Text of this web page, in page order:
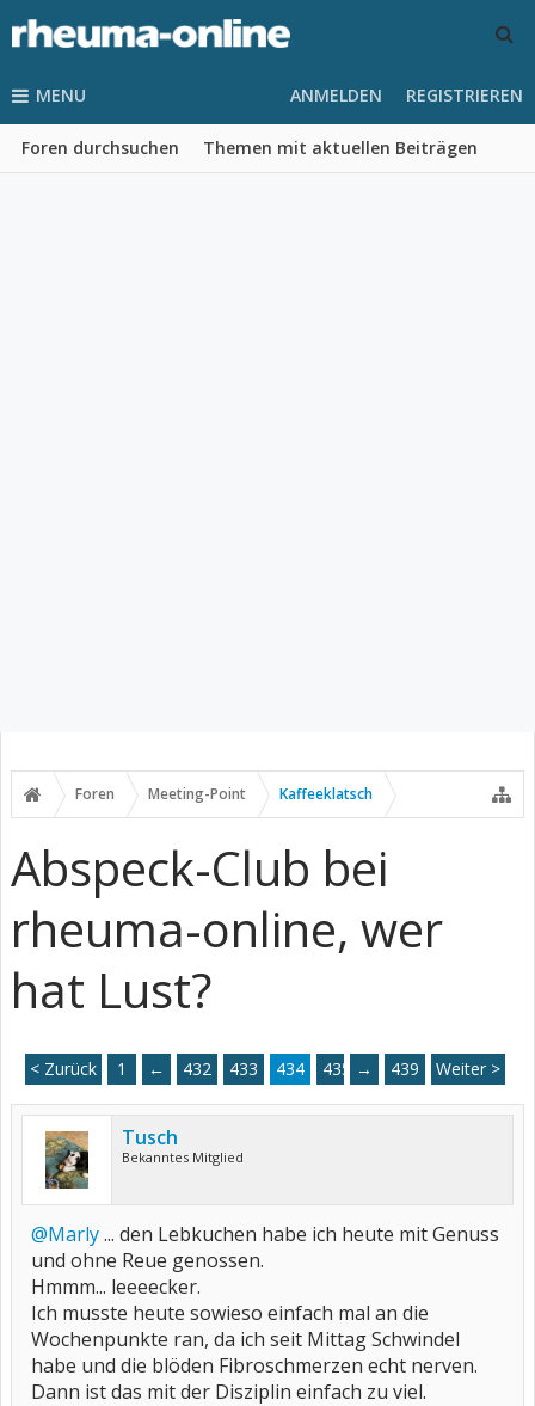
MENU
Foren durchsuchen Themen mit aktuellen Beiträgen
ANMELDEN REGISTRIEREN
Foren Meeting-Point Kaffeeklatsch
Abspeck-Club bei
rheuma-online, wer
hat Lust?
< Zurück 1 ← 432 433 434 435 436
→ 439 Weiter >
Tusch
Bekanntes Mitglied
@Marly... den Lebkuchen habe ich heute mit Genuss
und ohne Reue genossen.
Hmmm... leeeecker.
Ich musste heute sowieso einfach mal an die
Wochenpunkte ran, da ich seit Mittag Schwindel
habe und die blöden Fibroschmerzen echt nerven.
Dann ist das mit der Disziplin einfach zu viel.